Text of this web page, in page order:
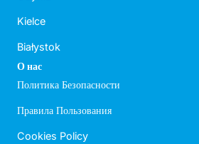
Kielce
Białystok
О нас
Политика Безопасности
Правила Пользования
Cookies Policy